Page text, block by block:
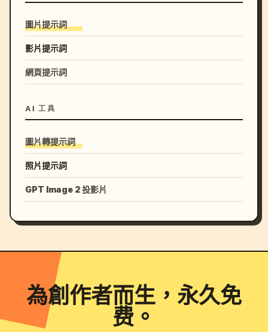
圖片提示詞
影片提示詞
網頁提示詞
AI 工具
圖片轉提示詞
照片提示詞
GPT Image 2 投影片
為創作者而生，永久免
费。